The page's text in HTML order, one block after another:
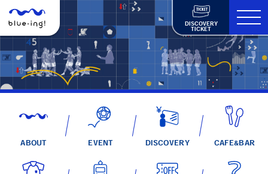
DISCOVERY
TICKET
ABOUT EVENT DISCOVERY CAFE&BAR